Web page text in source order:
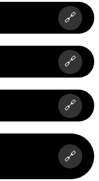
🔗
🔗
🔗
🔗